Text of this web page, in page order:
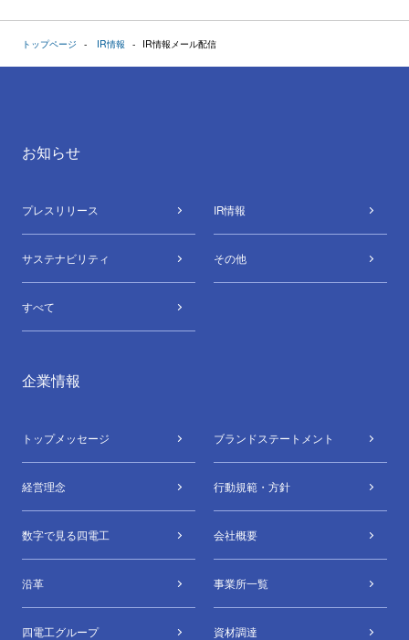
トップページ IR情報 IR情報メール配信
お知らせ
プレスリリース IR情報
サステナビリティ その他
すべて
企業情報
トップメッセージ ブランドステートメント
経営理念 行動規範・方針
数字で⾒る四電⼯ 会社概要
沿革 事業所⼀覧
四電⼯グループ 資材調達